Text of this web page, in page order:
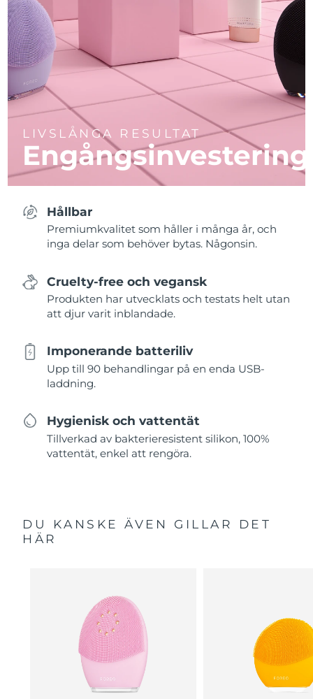
LIVSLÅNGA RESULTAT
Engångsinvestering
Hållbar
Premiumkvalitet som håller i många år, och
inga delar som behöver bytas. Någonsin.
Cruelty-free och vegansk
Produkten har utvecklats och testats helt utan
att djur varit inblandade.
Imponerande batteriliv
Upp till 90 behandlingar på en enda USB-
laddning.
Hygienisk och vattentät
Tillverkad av bakterieresistent silikon, 100%
vattentät, enkel att rengöra.
DU KANSKE ÄVEN GILLAR DET
HÄR